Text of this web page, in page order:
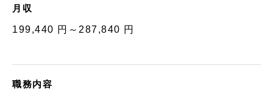
月収
199,440 円～287,840 円
職務内容